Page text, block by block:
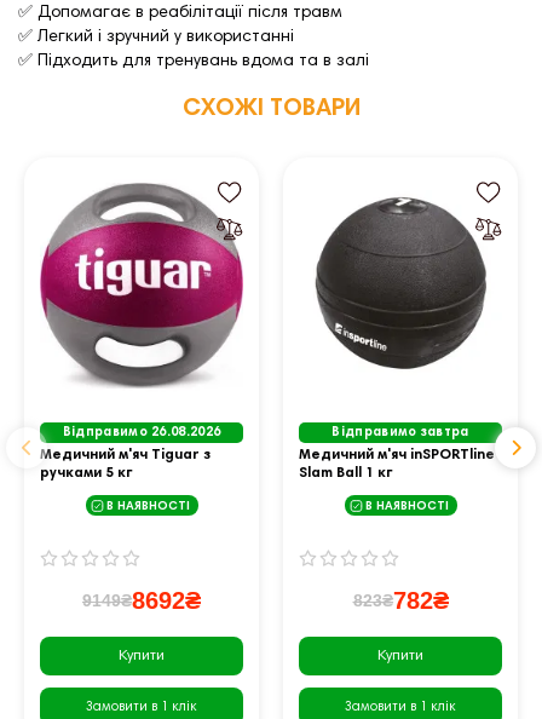
✅ Допомагає в реабілітації після травм
✅ Легкий і зручний у використанні
✅ Підходить для тренувань вдома та в залі
СХОЖІ ТОВАРИ
Відправимо 26.08.2026
Медичний м'яч Tiguar з
ручками 5 кг
В НАЯВНОСТІ
9149₴8692₴
Купити
Замовити в 1 клік
Відправимо завтра
Медичний м'яч inSPORTline
Slam Ball 1 кг
В НАЯВНОСТІ
823₴782₴
Купити
Замовити в 1 клік